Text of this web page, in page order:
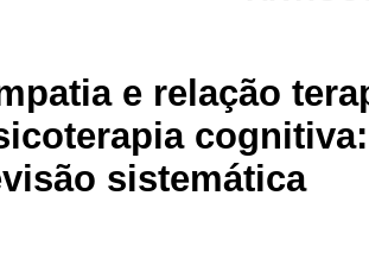
e relação
sistemática